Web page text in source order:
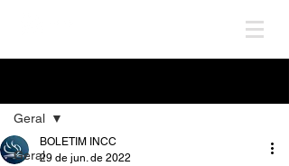
Geral
Geral
BOLETIM INCC
29 de jun. de 2022